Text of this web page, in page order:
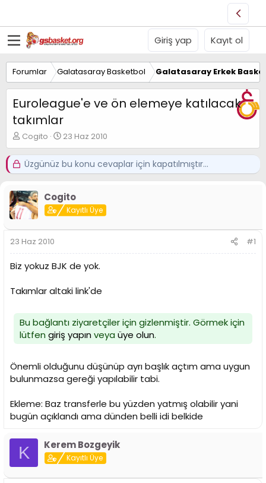
Giriş yap Kayıt ol
Forumlar Galatasaray Basketbol Galatasaray Erkek
Euroleague'e ve ön elemeye katılacak
takımlar
K
o
n
u
u
B
a
l
a
t
a
n
Cogito
B
a
ş
l
g
ı
t
r
i
23 Haz 2010
Üzgünüz bu konu cevaplar için kapatılmıştır...
Cogito
Kayıtlı Üye
23 Haz 2010 #1
Biz yokuz BJK de yok.
Takımlar altaki link'de
Bu bağlantı ziyaretçiler için gizlenmiştir. Görmek için
lütfen giriş yapınveya üye olun.
Önemli olduğunu düşünüp ayrı başlık açtım ama uygun
bulunmazsa gereği yapılabilir tabi.
Ekleme: Baz transferle bu yüzden yatmış olabilir yani
bugün açıklandı ama dünden belli idi belkide
K Kerem Bozgeyik
Kayıtlı Üye